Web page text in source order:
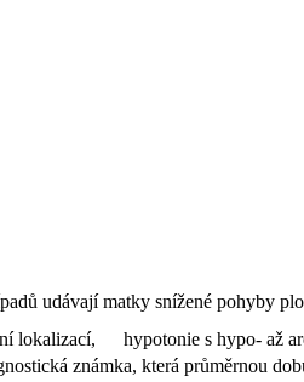
udávají matky snížené pohyby
lokalizací, hypotonie s hypo- až
známka, která průměrnou